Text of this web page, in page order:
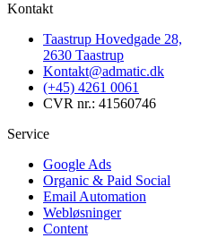
Kontakt
Taastrup Hovedgade 28,
2630 Taastrup
Kontakt@admatic.dk
(+45) 4261 0061
CVR nr.: 41560746
Service
Google Ads
Organic & Paid Social
Email Automation
Webløsninger
Content